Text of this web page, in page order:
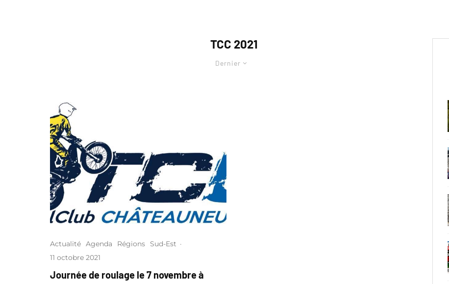
TCC 2021
Dernier
Actualité Agenda Régions Sud-Est ·
11 octobre 2021
Journée de roulage le 7 novembre à